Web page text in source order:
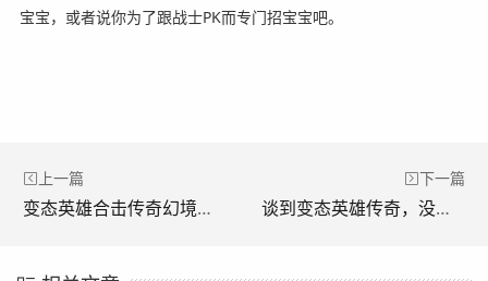
宝宝，或者说你为了跟战士PK而专门招宝宝吧。
上一篇
变态英雄合击传奇幻境之城的战斗到底该怎么打?(《变形英雄出击传奇》传奇城如何战斗？)
下一篇
谈到变态英雄传奇，没什么好说的。(说到精神病英雄传奇，没有太多可说的。)